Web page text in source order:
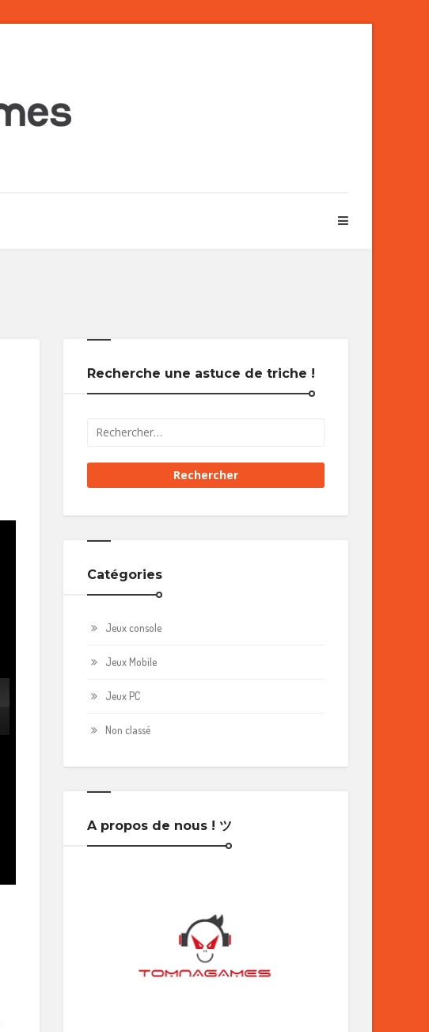
Recherche une astuce de triche !
Catégories
Jeux console
Jeux Mobile
Jeux PC
Non classé
A propos de nous ! ツ